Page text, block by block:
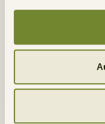
Versicherungen